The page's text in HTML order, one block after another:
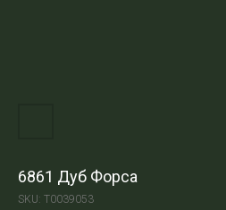
6861 Дуб Форса
SKU: Т0039053